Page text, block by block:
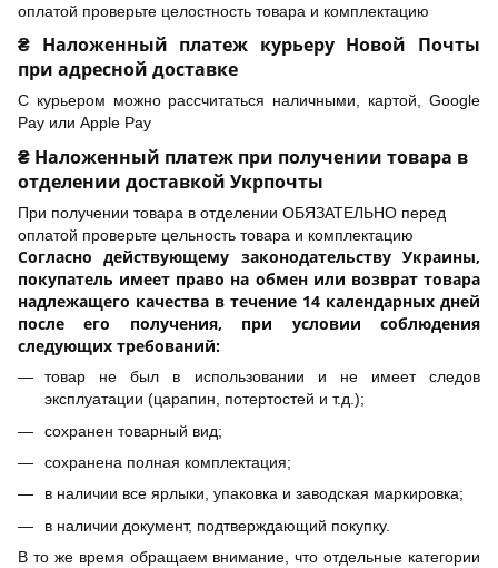
оплатой проверьте целостность товара и комплектацию
₴ Наложенный платеж курьеру Новой Почты
при адресной доставке
С курьером можно рассчитаться наличными, картой, Google
Pay или Apple Pay
₴ Наложенный платеж при получении товара в
отделении доставкой Укрпочты
При получении товара в отделении ОБЯЗАТЕЛЬНО перед
оплатой проверьте цельность товара и комплектацию
Согласно действующему законодательству Украины,
покупатель имеет право на обмен или возврат товара
надлежащего качества в течение 14 календарных дней
после его получения, при условии соблюдения
следующих требований:
товар не был в использовании и не имеет следов
эксплуатации (царапин, потертостей и т.д.);
сохранен товарный вид;
сохранена полная комплектация;
в наличии все ярлыки, упаковка и заводская маркировка;
в наличии документ, подтверждающий покупку.
В то же время обращаем внимание, что отдельные категории